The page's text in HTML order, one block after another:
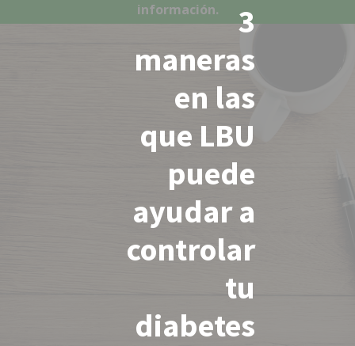
información.
3
maneras
en las
que LBU
puede
ayudar a
controlar
tu
diabetes